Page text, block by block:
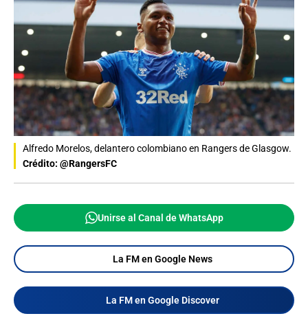
Alfredo Morelos, delantero colombiano en Rangers de Glasgow.
Crédito: @RangersFC
Unirse al Canal de WhatsApp
La FM en Google News
La FM en Google Discover